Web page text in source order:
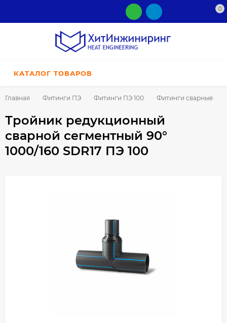
0
КАТАЛОГ ТОВАРОВ
Главная Фитинги ПЭ Фитинги ПЭ 100 Фитинги сварные
Тройник редукционный
сварной сегментный 90°
1000/160 SDR17 ПЭ 100